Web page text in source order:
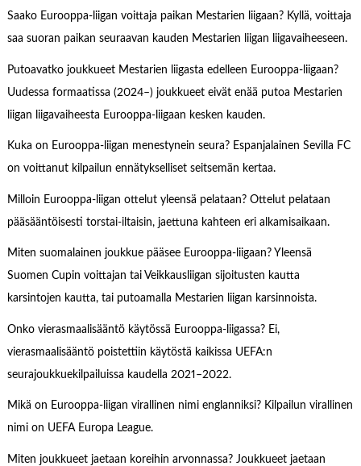
Saako Eurooppa-liigan voittaja paikan Mestarien liigaan? Kyllä, voittaja
saa suoran paikan seuraavan kauden Mestarien liigan liigavaiheeseen.
Putoavatko joukkueet Mestarien liigasta edelleen Eurooppa-liigaan?
Uudessa formaatissa (2024–) joukkueet eivät enää putoa Mestarien
liigan liigavaiheesta Eurooppa-liigaan kesken kauden.
Kuka on Eurooppa-liigan menestynein seura? Espanjalainen Sevilla FC
on voittanut kilpailun ennätykselliset seitsemän kertaa.
Milloin Eurooppa-liigan ottelut yleensä pelataan? Ottelut pelataan
pääsääntöisesti torstai-iltaisin, jaettuna kahteen eri alkamisaikaan.
Miten suomalainen joukkue pääsee Eurooppa-liigaan? Yleensä
Suomen Cupin voittajan tai Veikkausliigan sijoitusten kautta
karsintojen kautta, tai putoamalla Mestarien liigan karsinnoista.
Onko vierasmaalisääntö käytössä Eurooppa-liigassa? Ei,
vierasmaalisääntö poistettiin käytöstä kaikissa UEFA:n
seurajoukkuekilpailuissa kaudella 2021–2022.
Mikä on Eurooppa-liigan virallinen nimi englanniksi? Kilpailun virallinen
nimi on UEFA Europa League.
Miten joukkueet jaetaan koreihin arvonnassa? Joukkueet jaetaan